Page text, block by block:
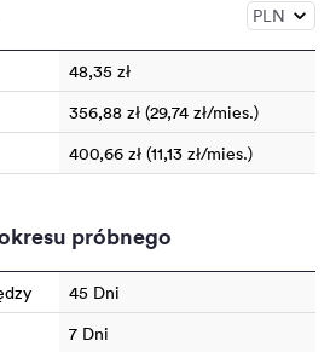
48,35 zł
356,88 zł (29,74 zł/mies.)
400,66 zł (11,13 zł/mies.)
próbnego
45 Dni
7 Dni